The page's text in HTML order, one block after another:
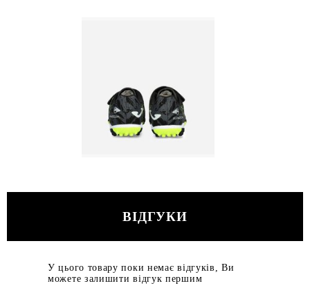
ВІДГУКИ
У цього товару поки немає відгуків, Ви
можете залишити відгук першим